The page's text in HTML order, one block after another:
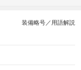
装備略号／用語解説